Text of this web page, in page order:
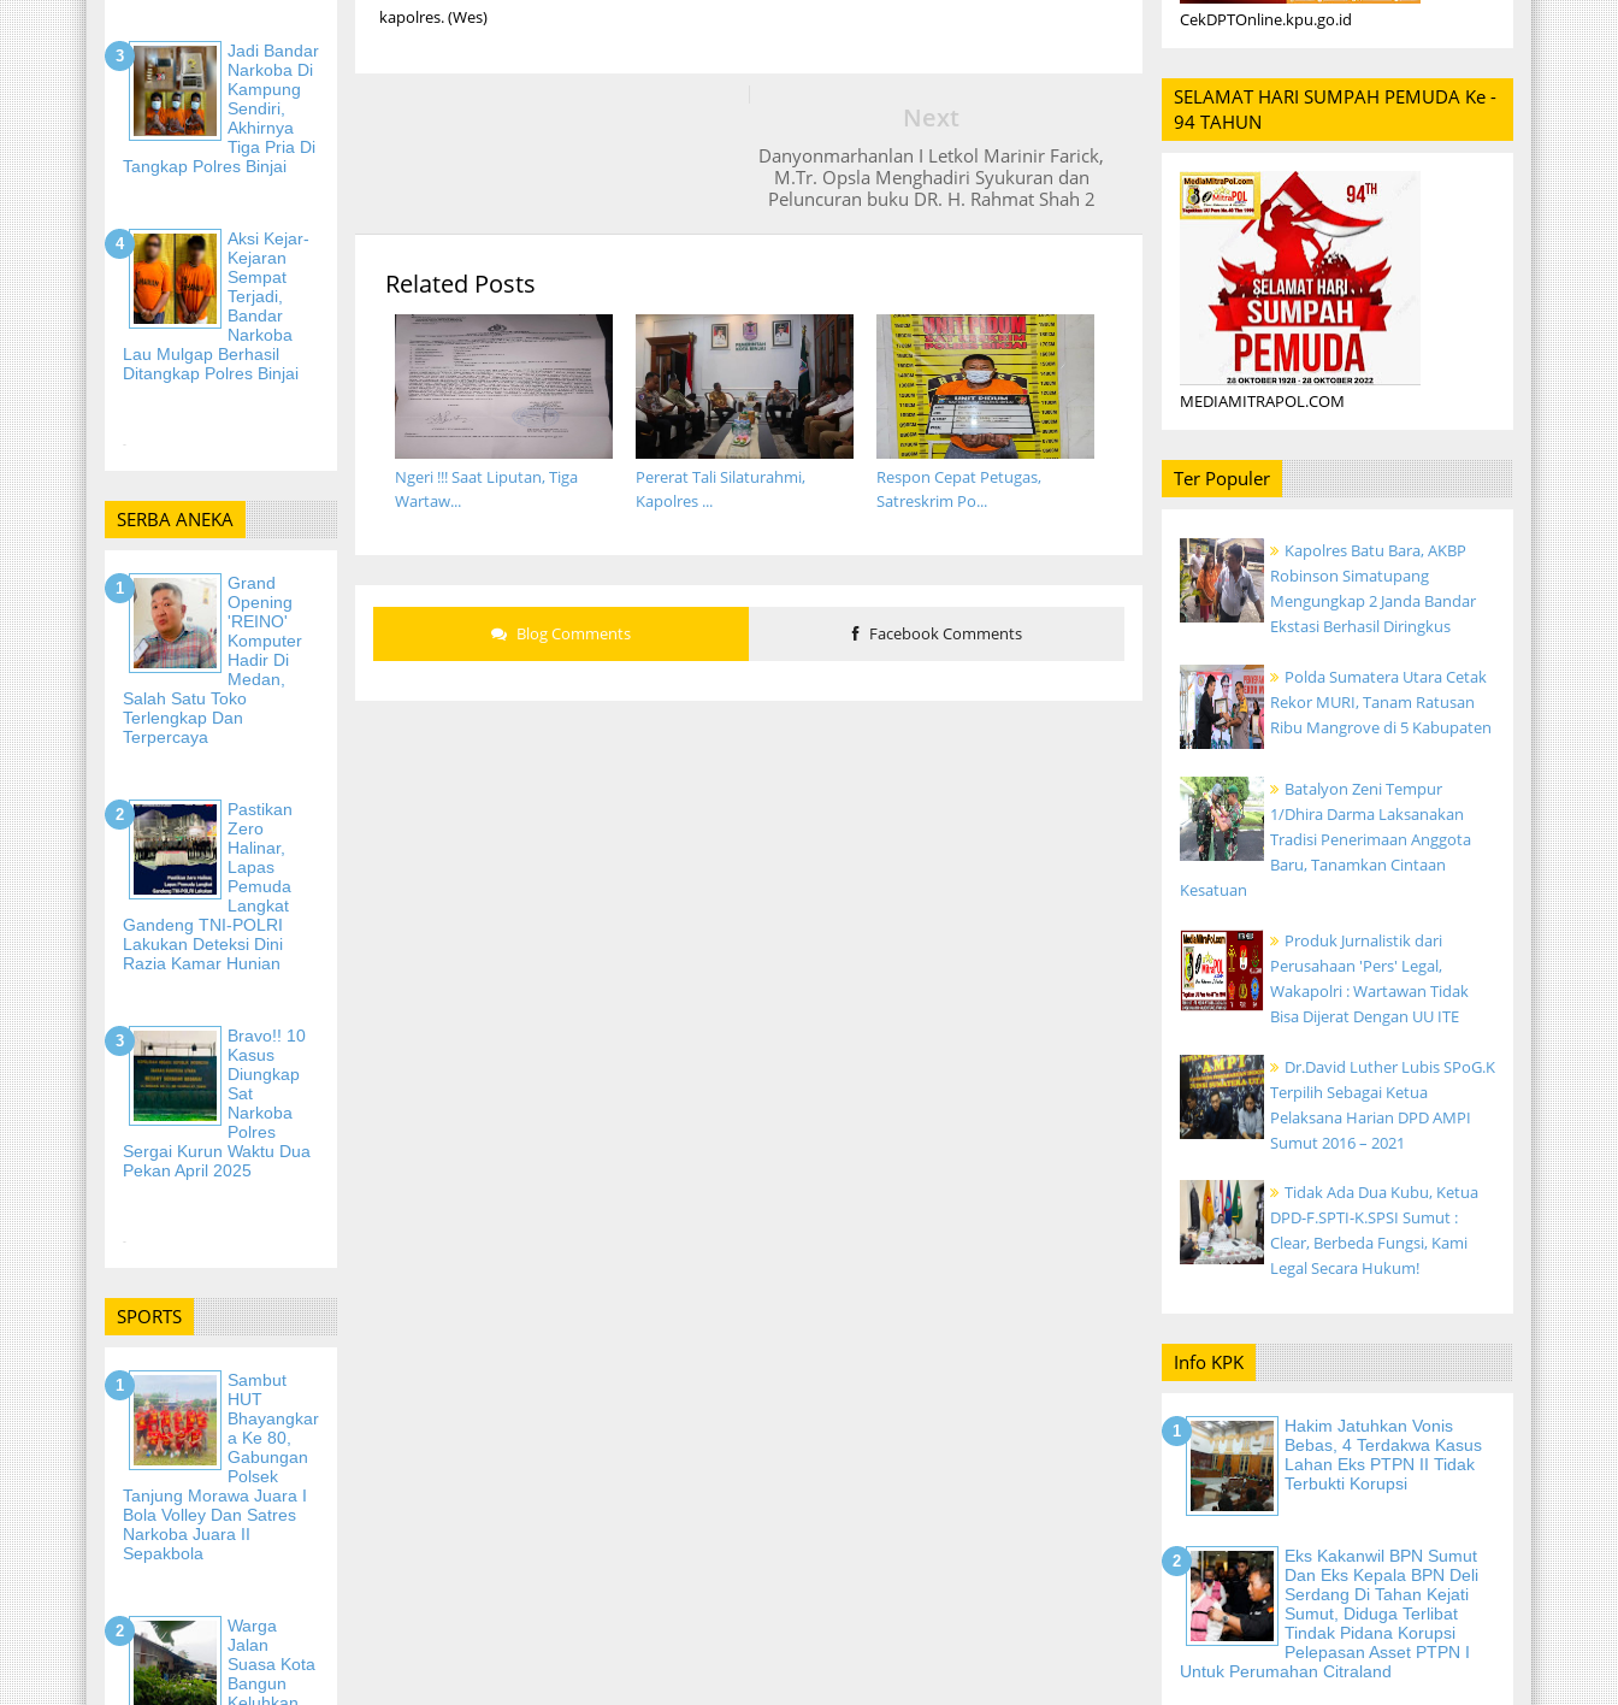
Jadi Bandar
Narkoba Di
Kampung
Sendiri,
Akhirnya
Tiga Pria Di
Tangkap Polres Binjai
Aksi Kejar-
Kejaran
Sempat
Terjadi,
Bandar
Narkoba
Lau Mulgap Berhasil
Ditangkap Polres Binjai
-
SERBA ANEKA
Grand
Opening
'REINO'
Komputer
Hadir Di
Medan,
Salah Satu Toko
Terlengkap Dan
Terpercaya
Pastikan
Zero
Halinar,
Lapas
Pemuda
Langkat
Gandeng TNI-POLRI
Lakukan Deteksi Dini
Razia Kamar Hunian
Bravo!! 10
Kasus
Diungkap
Sat
Narkoba
Polres
Sergai Kurun Waktu Dua
Pekan April 2025
-
SPORTS
Sambut
HUT
Bhayangkar
A Ke 80,
Gabungan
Polsek
Tanjung Morawa Juara I
Bola Volley Dan Satres
Narkoba Juara II
Sepakbola
Warga
Jalan
Suasa Kota
Bangun
kapolres. (Wes)
Next
Danyonmarhanlan I Letkol Marinir Farick,
M.Tr. Opsla Menghadiri Syukuran dan
Peluncuran buku DR. H. Rahmat Shah 2
Related Posts
Respon Cepat Petugas,
Satreskrim Po...
Pererat Tali Silaturahmi,
Kapolres ...
Ngeri !!! Saat Liputan, Tiga
Wartaw...
Blog Comments Facebook Comments
CekDPTOnline.kpu.go.id
SELAMAT HARI SUMPAH PEMUDA Ke -
94 TAHUN
MEDIAMITRAPOL.COM
Ter Populer
Kapolres Batu Bara, AKBP
Robinson Simatupang
Mengungkap 2 Janda Bandar
Ekstasi Berhasil Diringkus
Polda Sumatera Utara Cetak
Rekor MURI, Tanam Ratusan
Ribu Mangrove di 5 Kabupaten
Batalyon Zeni Tempur
1/Dhira Darma Laksanakan
Tradisi Penerimaan Anggota
Baru, Tanamkan Cintaan
Kesatuan
Produk Jurnalistik dari
Perusahaan 'Pers' Legal,
Wakapolri : Wartawan Tidak
Bisa Dijerat Dengan UU ITE
Dr.David Luther Lubis SPoG.K
Terpilih Sebagai Ketua
Pelaksana Harian DPD AMPI
Sumut 2016 – 2021
Tidak Ada Dua Kubu, Ketua
DPD-F.SPTI-K.SPSI Sumut :
Clear, Berbeda Fungsi, Kami
Legal Secara Hukum!
Info KPK
Hakim Jatuhkan Vonis
Bebas, 4 Terdakwa Kasus
Lahan Eks PTPN II Tidak
Terbukti Korupsi
Eks Kakanwil BPN Sumut
Dan Eks Kepala BPN Deli
Serdang Di Tahan Kejati
Sumut, Diduga Terlibat
Tindak Pidana Korupsi
Pelepasan Asset PTPN I
Untuk Perumahan Citraland